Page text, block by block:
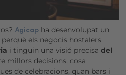
Agicap ha desenvolupat un
els negocis hostalers
i tinguin una visió precisa del
millors decisions, cosa
de celebracions, quan bars i